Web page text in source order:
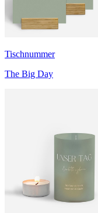
Tischnummer
The Big Day